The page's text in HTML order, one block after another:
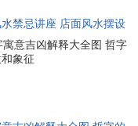
月乔迁吉日吉时查询
5月去寺庙吉日一览表
禁忌讲座 店面风水摆设